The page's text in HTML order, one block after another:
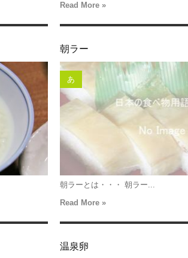
Read More »
朝ラー
あ
朝ラーとは・・・ 朝ラー...
Read More »
温泉卵